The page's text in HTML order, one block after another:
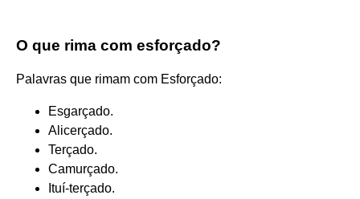
O que rima com esforçado?
Palavras que rimam com Esforçado:
Esgarçado.
Alicerçado.
Terçado.
Camurçado.
Ituí-terçado.